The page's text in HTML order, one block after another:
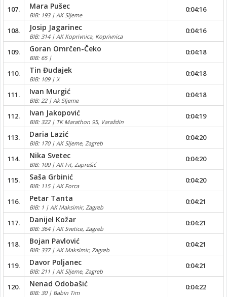
107. Mara Pušec
BIB: 193 | AK Sljeme
0:04:16
108. Josip Jagarinec
BIB: 314 | AK Koprivnica, Koprivnica
0:04:16
109. Goran Omrčen-Čeko
BIB: 65 |
0:04:18
110. Tin Đudajek
BIB: 109 | X
0:04:18
111. Ivan Murgić
BIB: 22 | Ak Sljeme
0:04:18
112. Ivan Jakopović
BIB: 322 | TK Marathon 95, Varaždin
0:04:19
113. Daria Lazić
BIB: 170 | AK Sljeme, Zagreb
0:04:20
114. Nika Svetec
BIB: 100 | AK Fit, Zaprešić
0:04:20
115. Saša Grbinić
BIB: 115 | AK Forca
0:04:20
116. Petar Tanta
BIB: 1 | AK Maksimir, Zagreb
0:04:21
117. Danijel Kožar
BIB: 364 | AK Svetice, Zagreb
0:04:21
118. Bojan Pavlović
BIB: 337 | AK Maksimir, Zagreb
0:04:21
119. Davor Poljanec
BIB: 211 | AK Sljeme, Zagreb
0:04:21
120. Nenad Odobašić
BIB: 30 | Babin Tim
0:04:22